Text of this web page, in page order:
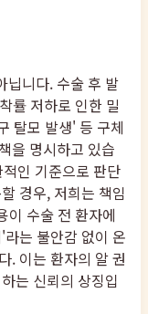
닙니다. 수술 후 발
률 저하로 인한 밀
탈모 발생' 등 구체
을 명시하고 있습
인 기준으로 판단
경우, 저희는 책임
이 수술 전 환자에
는 불안감 없이 온
. 이는 환자의 알 권
는 신뢰의 상징입